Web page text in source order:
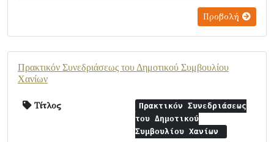
Προβολή
Πρακτικόν Συνεδριάσεως του Δημοτικού Συμβουλίου
Χανίων
Τίτλος
Πρακτικόν Συνεδριάσεως
του Δημοτικού
Συμβουλίου Χανίων